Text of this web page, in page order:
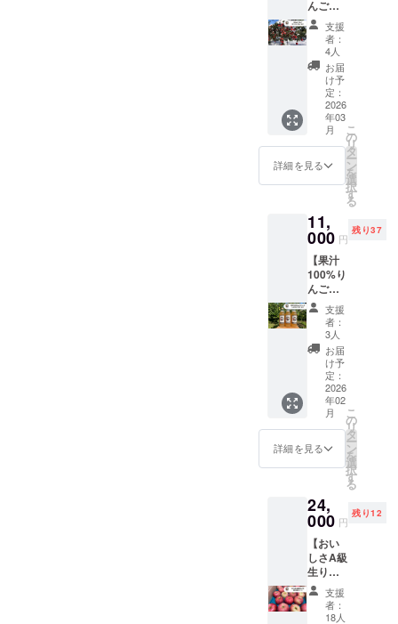
日本(青
森県) ・
サイズ/
重量：
5kg ・
保存方
法：冷
蔵のう
え、お
早めに
お召し
上がり
収穫し
た新鮮
なうち
にお届
けしま
す！ 品
種：サ
ンふじ
発送時
期：１
１月１
０日頃
（果
実）＞
・名
称：り
んご ・
原産国/
産地：
日本(青
森県) ・
サイズ/
重量：
5kg ・
保存方
法：冷
蔵のう
え、お
早めに
い。
んご
（サン
ふじ）
５kg
セッ
ト】 雪
の中で
約３ヶ
月間熟
成させ
た美味
しさS級
の完熟
生りん
ンふ
じ）１
６個〜
２０個
をお届
けしま
す！ 品
種：サ
ンふじ
発送時
期：２
０２６
年３月
１０日
頃（予
定） ※
文中の
につい
ては下
記のよ
うに判
断して
おりま
す。 A
級：傷
がつい
支援
者：
4人
お届
け予
定：
2026
年03
月
詳細を見る
こ
の
リ
タ
ー
ン
を
選
択
す
る
11,
000 円
残り37
【果汁
100%り
んご
ジュー
ス1,000
㎖×６本
セッ
ト】 龍
ノ口り
んご園
で収穫
したり
んごを
使用し
た
ジュー
届けし
ます！
異なる3
品種の
味の違
いを楽
しんで
頂くた
めに、
支援
者：
3人
お届
け予
定：
2026
年02
月
詳細を見る
こ
の
リ
タ
ー
ン
を
選
択
す
る
24,
000 円
残り12
【おい
しさA級
生りん
ごの定
期お届
けコー
支援
者：
18人